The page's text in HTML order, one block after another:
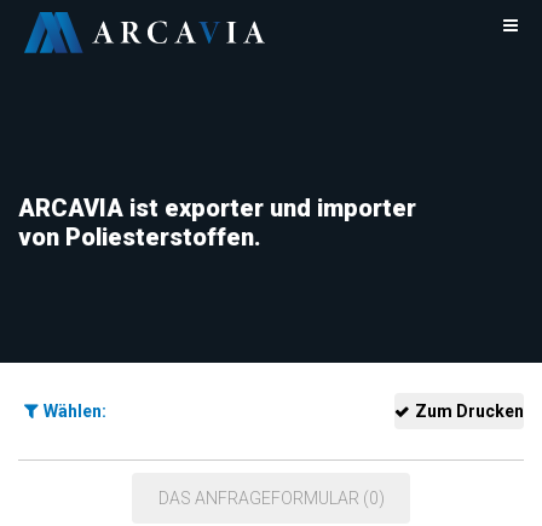
ARCAVIA ist exporter und importer
von Poliesterstoffen.
Wählen: Zum Drucken
DAS ANFRAGEFORMULAR (0)